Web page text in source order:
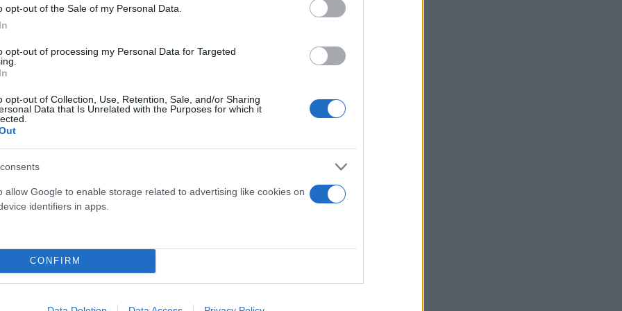
opt-out of the Sale of my Personal Data.
opt-out of processing my Personal Data for Targeted
opt-out of Collection, Use, Retention, Sale, and/or Sharing
Data that Is Unrelated with the Purposes for which it
allow Google to enable storage related to advertising like cookies on
identifiers in apps.
CONFIRM
Χαμάς
Πληροφοριών της Χαμάς, εξοντώθηκε από αεροπορική
της 7ης Οκτωβρίου και σε αμέτρητες άλλες φονικές
αναφέρουν σε ανάρτησή τους οι IDF. «Θα συνεχίσουμε
της Χαμάς που ευθύνονται για τις βάρβαρες επιθέσεις»,
και την «εξουδετέρωση» ενός ακόμη στελέχους της
Όπως αναφέρεται από τους IDF, από την επίθεση έχασε